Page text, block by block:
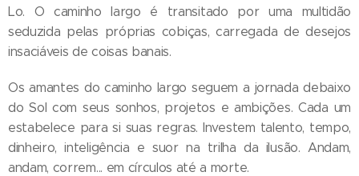
Lo. O caminho largo é transitado por uma multidão
seduzida pelas próprias cobiças, carregada de desejos
insaciáveis de coisas banais.
Os amantes do caminho largo seguem a jornada debaixo
do Sol com seus sonhos, projetos e ambições. Cada um
estabelece para si suas regras. Investem talento, tempo,
dinheiro, inteligência e suor na trilha da ilusão. Andam,
andam, correm... em círculos até a morte.